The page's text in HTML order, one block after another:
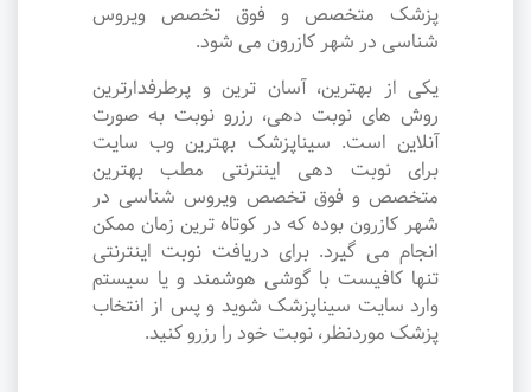
پزشک متخصص و فوق تخصص ویروس
شناسی در شهر کازرون می شود.
یکی از بهترین، آسان ترین و پرطرفدارترین
روش های نوبت دهی، رزرو نوبت به صورت
آنلاین است. سیناپزشک بهترین وب سایت
برای نوبت دهی اینترنتی مطب بهترین
متخصص و فوق تخصص ویروس شناسی در
شهر کازرون بوده که در کوتاه ترین زمان ممکن
انجام می گیرد. برای دریافت نوبت اینترنتی
تنها کافیست با گوشی هوشمند و یا سیستم
وارد سایت سیناپزشک شوید و پس از انتخاب
پزشک موردنظر، نوبت خود را رزرو کنید.